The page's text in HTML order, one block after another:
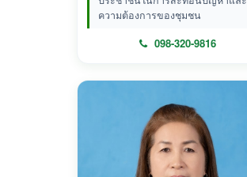
ความต้องการของชุมชน
098-320-9816